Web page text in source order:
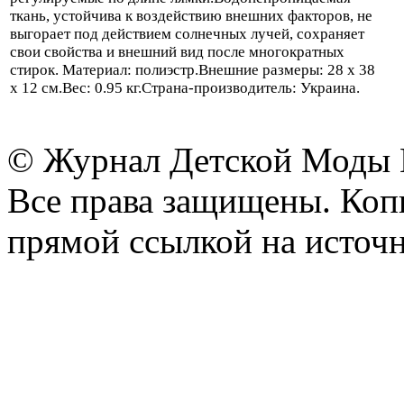
ткань, устойчива к воздействию внешних факторов, не
выгорает под действием солнечных лучей, сохраняет
свои свойства и внешний вид после многократных
стирок. Материал: полиэстр.Внешние размеры: 28 х 38
х 12 см.Вес: 0.95 кг.Страна-производитель: Украина.
© Журнал Детской Моды
Все права защищены.
прямой ссылкой на